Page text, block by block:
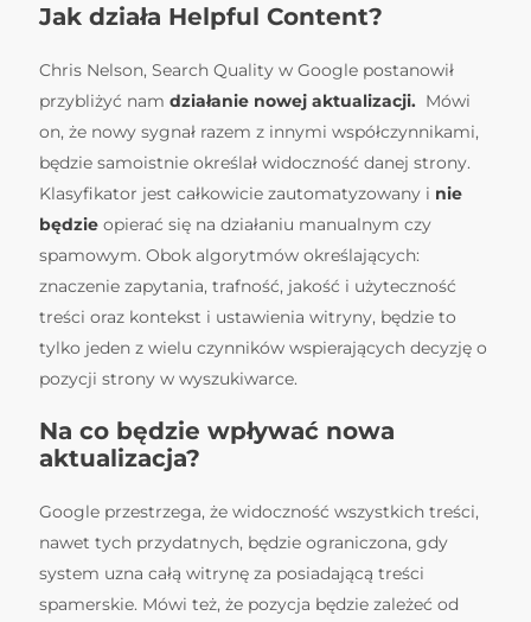
Jak działa Helpful Content?
Chris Nelson, Search Quality w Google postanowił
przybliżyć nam działanie nowej aktualizacji. Mówi
on, że nowy sygnał razem z innymi współczynnikami,
będzie samoistnie określał widoczność danej strony.
Klasyfikator jest całkowicie zautomatyzowany i nie
będzie opierać się na działaniu manualnym czy
spamowym. Obok algorytmów określających:
znaczenie zapytania, trafność, jakość i użyteczność
treści oraz kontekst i ustawienia witryny, będzie to
tylko jeden z wielu czynników wspierających decyzję o
pozycji strony w wyszukiwarce.
Na co będzie wpływać nowa
aktualizacja?
Google przestrzega, że widoczność wszystkich treści,
nawet tych przydatnych, będzie ograniczona, gdy
system uzna całą witrynę za posiadającą treści
spamerskie. Mówi też, że pozycja będzie zależeć od